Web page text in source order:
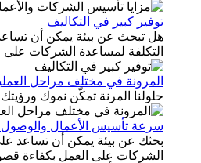
توفير كبير في التكاليف
هل تبحث عن بيئة يمكن أن
التكلفة لمساعدة الشركات
المرونة في مختلف مراحل
حلولنا المرنة تمكّن نموك ورؤيتك
سرعة تأسيس الأعمال والوصول
بحثك عن بيئة يمكن أن تساعد
الشركات على العمل بكفاءة